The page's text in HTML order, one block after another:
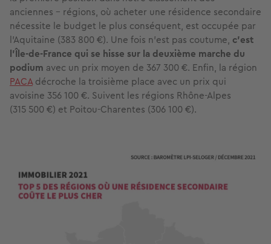
anciennes - régions, où acheter une résidence secondaire
nécessite le budget le plus conséquent, est occupée par
l’Aquitaine (383 800 €). Une fois n’est pas coutume, c’est
l’Île-de-France qui se hisse sur la deuxième marche du
podium avec un prix moyen de 367 300 €. Enfin, la région
PACAdécroche la troisième place avec un prix qui
avoisine 356 100 €. Suivent les régions Rhône-Alpes
(315 500 €) et Poitou-Charentes (306 100 €).